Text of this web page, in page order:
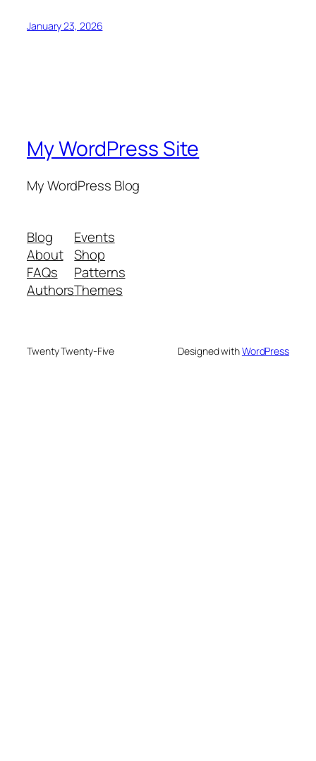
January 23, 2026
My WordPress Site
My WordPress Blog
Blog
About
FAQs
Authors
Events
Shop
Patterns
Themes
Twenty Twenty-Five Designed withWordPress